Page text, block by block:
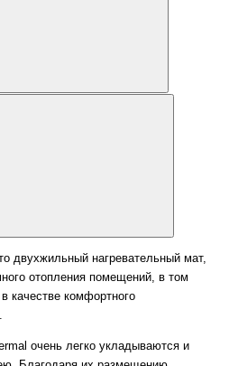
двухжильный нагревательный мат,
отопления помещений, в том
качестве комфортного
очень легко укладываются и